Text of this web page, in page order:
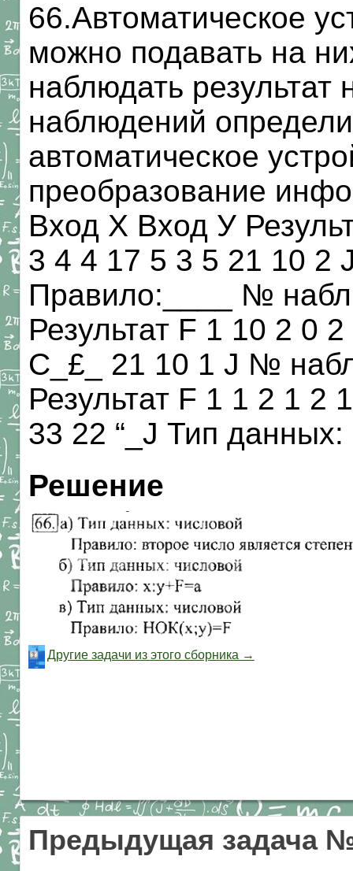
66.Автоматическое
можно подавать на
наблюдать
наблюдений
автоматическое
преобразование
Вход X Вход У
3 4 4 17 5 3 5 21 10 2
Правило:____ №
Результат F 1 10 2 0
С_£_ 21 10 1 J №
Результат F 1 1 2 1 2
33 22 “_J Тип
Решение
Другие задачи из этого сборника →
Предыдущая задача